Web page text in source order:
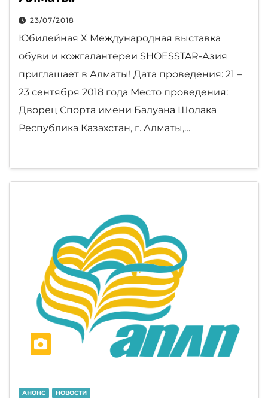
23/07/2018
Юбилейная X Международная выставка
обуви и кожгалантереи SHOESSTAR-Азия
приглашает в Алматы! Дата проведения: 21 –
23 сентября 2018 года Место проведения:
Дворец Спорта имени Балуана Шолака
Республика Казахстан, г. Алматы,…
АНОНС НОВОСТИ